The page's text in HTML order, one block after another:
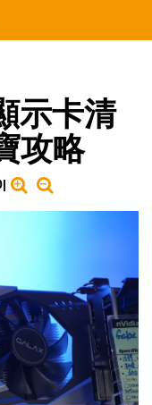
示卡清
攻略
|